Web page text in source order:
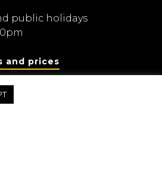
public holidays
and prices